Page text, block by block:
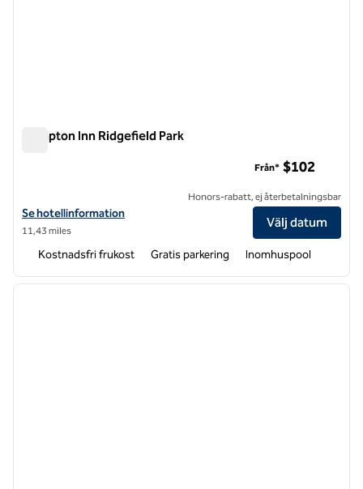
Hampton Inn Ridgefield Park
Visa hotelldetaljer för Hampton Inn Ridgefield Park
Se hotellinformation
11,43 miles
Från* $102
Honors-rabatt, ej återbetalningsbar
Välj datum
Kostnadsfri frukost Gratis parkering Inomhuspool
1 av 12
nästa